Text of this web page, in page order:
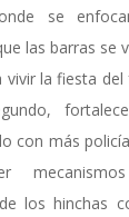
se
las barras se
vivir la fiesta
con más
los hinchas